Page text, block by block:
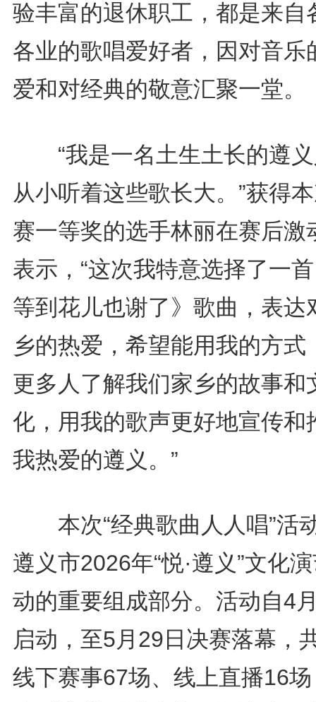
验丰富的退休职工，都是来自
各业的歌唱爱好者，因对音乐
爱和对经典的敬意汇聚一堂。
“我是一名土生土长的遵义
从小听着这些歌长大。”获得
赛一等奖的选手林丽在赛后激
表示，“这次我特意选择了一
等到花儿也谢了》歌曲，表达
乡的热爱，希望能用我的方式
更多人了解我们家乡的故事和
化，用我的歌声更好地宣传和
我热爱的遵义。”
本次“经典歌曲人人唱”活
遵义市2026年“悦·遵义”文化
动的重要组成部分。活动自4
启动，至5月29日决赛落幕，
线下赛事67场、线上直播16